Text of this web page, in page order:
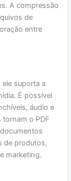
A compressão
de
entre
suporta a
É possível
áudio e
tornam o PDF
de produtos,
marketing.